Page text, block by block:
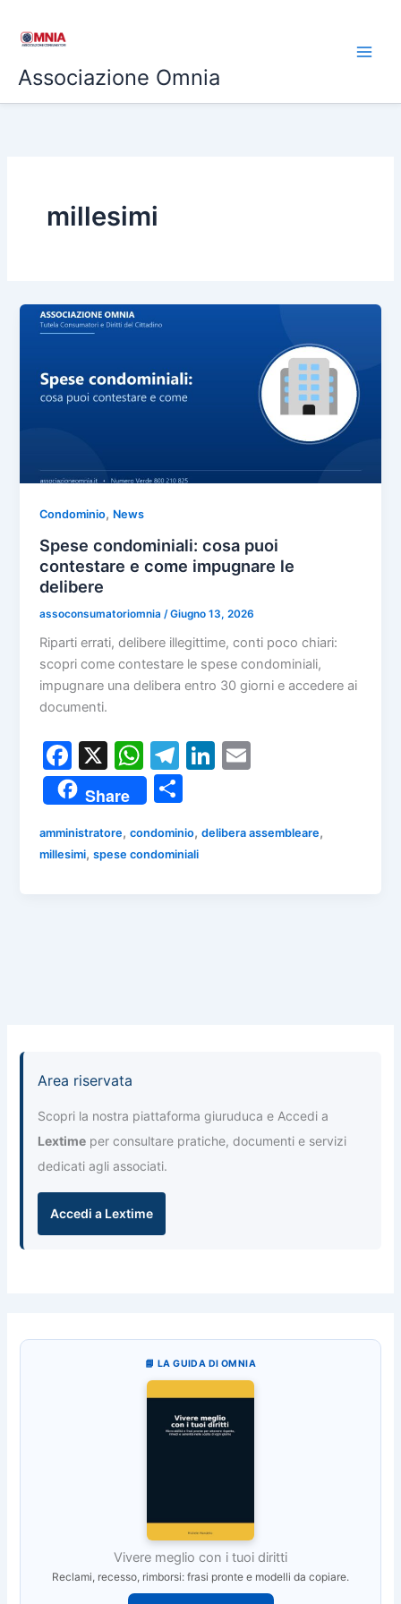
Associazione Omnia
millesimi
Condominio, News
Spese condominiali: cosa puoi
contestare e come impugnare le
delibere
assoconsumatoriomnia /Giugno 13, 2026
Riparti errati, delibere illegittime, conti poco chiari:
scopri come contestare le spese condominiali,
impugnare una delibera entro 30 giorni e accedere ai
documenti.
F
a
c
e
b
X
W
h
at
s
A
T
el
e
gr
a
Li
e l
Share
n
amministratore,condominio,delibera assembleare,
millesimi,spese condominiali
Area riservata
Scopri la nostra piattaforma giuruduca e Accedi a
Lextime per consultare pratiche, documenti e servizi
dedicati agli associati.
Accedi a Lextime
📘 LA GUIDA DI OMNIA
Vivere meglio con i tuoi diritti
Reclami, recesso, rimborsi: frasi pronte e modelli da copiare.